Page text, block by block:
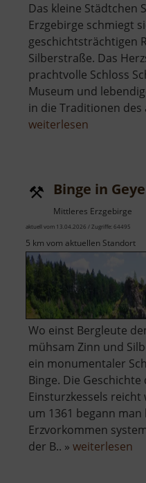
Das kleine Städtchen
Erzgebirge schmiegt
geschichtsträchtigen
Silberstraße. Das
prachtvolle Schloss
Museum und
in die Traditionen des
weiterlesen
Binge in
Mittleres Erzgebirge
aktuell vom 13.04.2026 / Zugriffe: 64495
5 km vom aktuellen Standort
Wo einst Bergleute
mühsam Zinn und
ein monumentaler
Binge. Die
Einsturzkessels
um 1361 begann
Erzvorkommen
der B.. » weiterlesen